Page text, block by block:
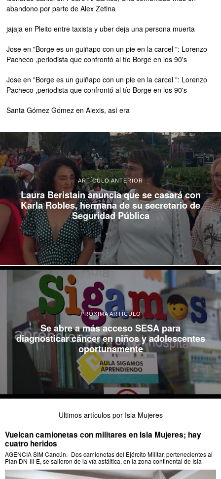
abandono por parte de Alex Zetina
jajaja en Pleito entre taxista y uber deja una persona muerta
Jose en"Borge es un guiñapo con un pie en la carcel ": Lorenzo
Pacheco ,periodista que confrontó al tío Borge en los 90's
Jose en"Borge es un guiñapo con un pie en la carcel ": Lorenzo
Pacheco ,periodista que confrontó al tío Borge en los 90's
Santa Gómez Gómez enAlexis, así era
ARTÍCULO ANTERIOR
Laura Beristain anuncia que se casará con
Karla Robles, hermana de su secretario de
Seguridad Pública
PRÓXIMA ARTÍCULO
Se abre a más acceso SESA para
diagnosticar cáncer en niños y adolescentes
oportunamente
Ultimos artículos por Isla Mujeres
Vuelcan camionetas con militares en Isla Mujeres; hay
cuatro heridos
AGENCIA SIM Cancún.- Dos camionetas del Ejército Militar, pertenecientes al
Plan DN-III-E, se salieron de la vía asfáltica, en la zona continental de Isla